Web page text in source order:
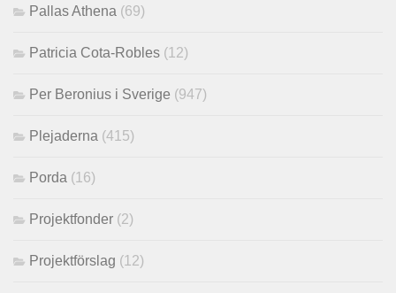
Pallas Athena (69)
Patricia Cota-Robles (12)
Per Beronius i Sverige (947)
Plejaderna (415)
Porda (16)
Projektfonder (2)
Projektförslag (12)